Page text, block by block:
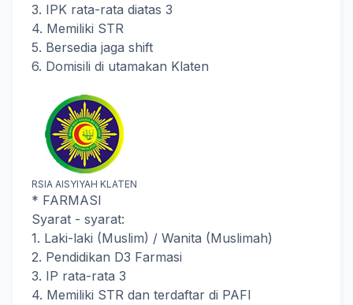
3. IPK rata-rata diatas 3
4. Memiliki STR
5. Bersedia jaga shift
6. Domisili di utamakan Klaten
RSIA AISYIYAH KLATEN
* FARMASI
Syarat - syarat:
1. Laki-laki (Muslim) / Wanita (Muslimah)
2. Pendidikan D3 Farmasi
3. IP rata-rata 3
4. Memiliki STR dan terdaftar di PAFI